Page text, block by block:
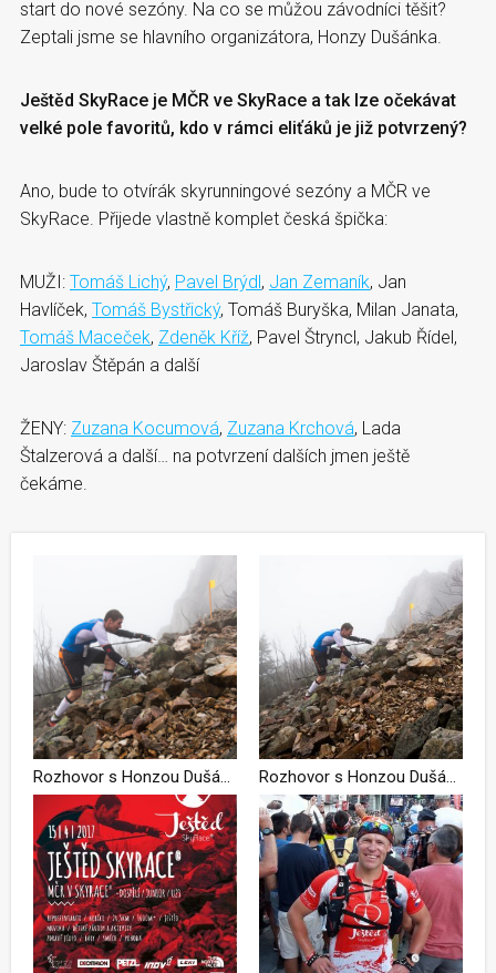
start do nové sezóny. Na co se můžou závodníci těšit?
Zeptali jsme se hlavního organizátora, Honzy Dušánka.
Ještěd SkyRace je MČR ve SkyRace a tak lze očekávat
velké pole favoritů, kdo v rámci eliťáků je již potvrzený?
Ano, bude to otvírák skyrunningové sezóny a MČR ve
SkyRace. Přijede vlastně komplet česká špička:
MUŽI: Tomáš Lichý, Pavel Brýdl, Jan Zemaník, Jan
Havlíček, Tomáš Bystřický, Tomáš Buryška, Milan Janata,
Tomáš Maceček, Zdeněk Kříž, Pavel Štryncl, Jakub Řídel,
Jaroslav Štěpán a další
ŽENY: Zuzana Kocumová, Zuzana Krchová, Lada
Štalzerová a další… na potvrzení dalších jmen ještě
čekáme.